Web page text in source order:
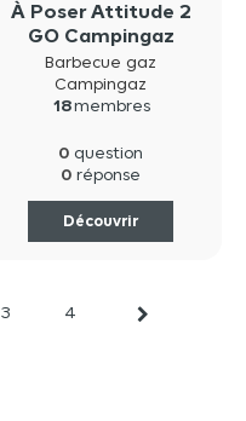
À Poser Attitude 2
GO Campingaz
Barbecue gaz
Campingaz
18membres
0 question
0 réponse
Découvrir
3 4